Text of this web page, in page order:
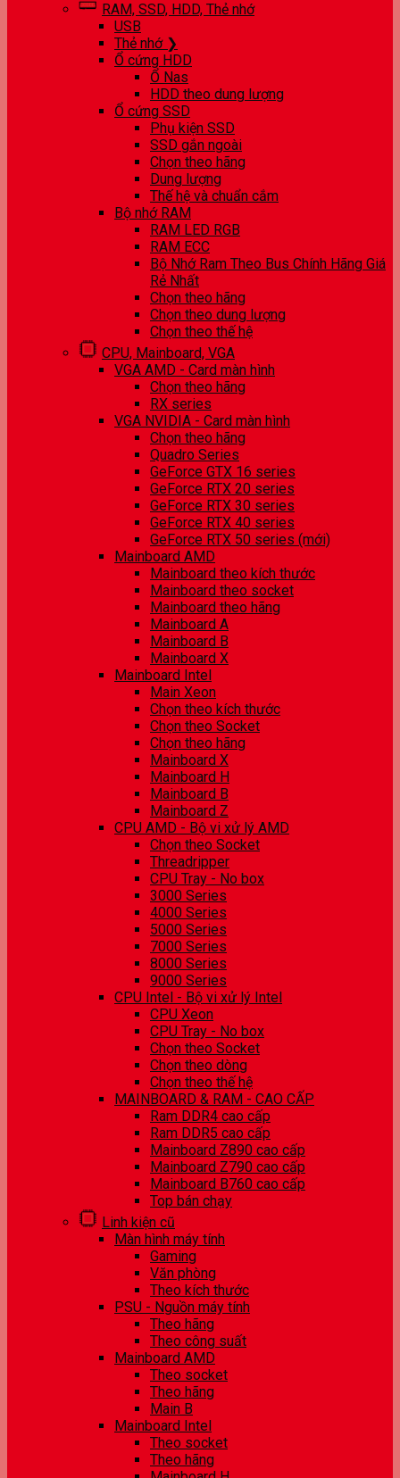
RAM, SSD, HDD, Thẻ nhớ
USB
Thẻ nhớ ❯
Ổ cứng HDD
Ổ Nas
HDD theo dung lượng
Ổ cứng SSD
Phụ kiện SSD
SSD gắn ngoài
Chọn theo hãng
Dung lượng
Thế hệ và chuẩn cắm
Bộ nhớ RAM
RAM LED RGB
RAM ECC
Bộ Nhớ Ram Theo Bus Chính Hãng Giá
Rẻ Nhất
Chọn theo hãng
Chọn theo dung lượng
Chọn theo thế hệ
CPU, Mainboard, VGA
VGA AMD - Card màn hình
Chọn theo hãng
RX series
VGA NVIDIA - Card màn hình
Chọn theo hãng
Quadro Series
GeForce GTX 16 series
GeForce RTX 20 series
GeForce RTX 30 series
GeForce RTX 40 series
GeForce RTX 50 series (mới)
Mainboard AMD
Mainboard theo kích thước
Mainboard theo socket
Mainboard theo hãng
Mainboard A
Mainboard B
Mainboard X
Mainboard Intel
Main Xeon
Chọn theo kích thước
Chọn theo Socket
Chọn theo hãng
Mainboard X
Mainboard H
Mainboard B
Mainboard Z
CPU AMD - Bộ vi xử lý AMD
Chọn theo Socket
Threadripper
CPU Tray - No box
3000 Series
4000 Series
5000 Series
7000 Series
8000 Series
9000 Series
CPU Intel - Bộ vi xử lý Intel
CPU Xeon
CPU Tray - No box
Chọn theo Socket
Chọn theo dòng
Chọn theo thế hệ
MAINBOARD & RAM - CAO CẤP
Ram DDR4 cao cấp
Ram DDR5 cao cấp
Mainboard Z890 cao cấp
Mainboard Z790 cao cấp
Mainboard B760 cao cấp
Top bán chạy
Linh kiện cũ
Màn hình máy tính
Gaming
Văn phòng
Theo kích thước
PSU - Nguồn máy tính
Theo hãng
Theo công suất
Mainboard AMD
Theo socket
Theo hãng
Main B
Mainboard Intel
Theo socket
Theo hãng